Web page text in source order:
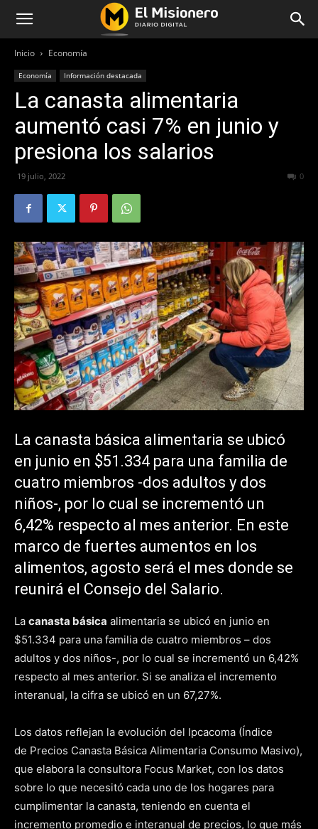
Inicio Economía
Economía Información destacada
La canasta alimentaria
aumentó casi 7% en junio y
presiona los salarios
19 julio, 2022 0
La canasta básica alimentaria se ubicó
en junio en $51.334 para una familia de
cuatro miembros -dos adultos y dos
niños-, por lo cual se incrementó un
6,42% respecto al mes anterior. En este
marco de fuertes aumentos en los
alimentos, agosto será el mes donde se
reunirá el Consejo del Salario.
La canasta básica alimentaria se ubicó en junio en
$51.334 para una familia de cuatro miembros – dos
adultos y dos niños-, por lo cual se incrementó un 6,42%
respecto al mes anterior. Si se analiza el incremento
interanual, la cifra se ubicó en un 67,27%.
Los datos reflejan la evolución del Ipcacoma (Índice
de Precios Canasta Básica Alimentaria Consumo Masivo),
que elabora la consultora Focus Market, con los datos
sobre lo que necesitó cada uno de los hogares para
cumplimentar la canasta, teniendo en cuenta el
incremento promedio e interanual de precios, lo que más